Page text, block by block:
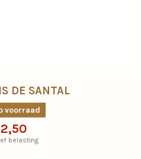
DE SANTAL
voorraad
belasting